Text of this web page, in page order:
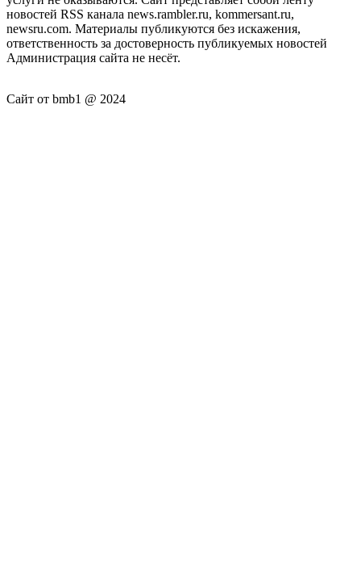
новостей RSS канала news.rambler.ru, kommersant.ru,
newsru.com. Материалы публикуются без искажения,
ответственность за достоверность публикуемых новостей
Администрация сайта не несёт.
Сайт от bmb1 @ 2024